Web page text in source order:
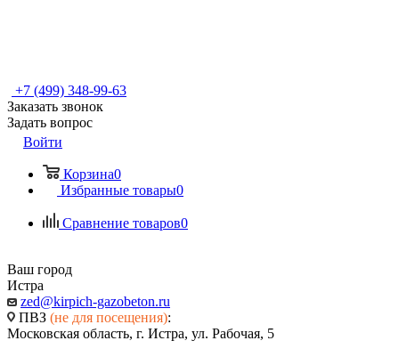
+7 (499) 348-99-63
Заказать звонок
Задать вопрос
Войти
Корзина0
Избранные товары0
Сравнение товаров0
Ваш город
Истра
zed@kirpich-gazobeton.ru
ПВЗ (не для посещения):
Московская область, г. Истра, ул. Рабочая, 5